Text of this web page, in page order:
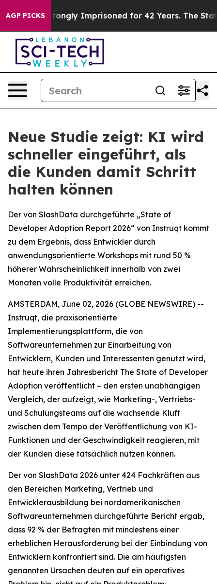
AGP PICKS
Wrongly Imprisoned for 42 Years. The State
Neue Studie zeigt: KI wird
schneller eingeführt, als
die Kunden damit Schritt
halten können
Der von SlashData durchgeführte „State of
Developer Adoption Report 2026“ von Instruqt kommt
zu dem Ergebnis, dass Entwickler durch
anwendungsorientierte Workshops mit rund 50 %
höherer Wahrscheinlichkeit innerhalb von zwei
Monaten volle Produktivität erreichen.
AMSTERDAM, June 02, 2026 (GLOBE NEWSWIRE) --
Instruqt, die praxisorientierte
Implementierungsplattform, die von
Softwareunternehmen zur Einarbeitung von
Entwicklern, Kunden und Interessenten genutzt wird,
hat heute ihren Jahresbericht The State of Developer
Adoption veröffentlicht – den ersten unabhängigen
Vergleich, der aufzeigt, wie Marketing-, Vertriebs-
und Schulungsteams auf die wachsende Kluft
zwischen dem Tempo der Veröffentlichung von KI-
Funktionen und der Geschwindigkeit reagieren, mit
der Kunden diese tatsächlich nutzen können.
Der von SlashData 2026 unter 424 Fachkräften aus
den Bereichen Marketing, Vertrieb und
Entwicklerausbildung bei nordamerikanischen
Softwareunternehmen durchgeführte Bericht ergab,
dass 92 % der Befragten mit mindestens einer
erheblichen Herausforderung bei der Einbindung von
Entwicklern konfrontiert sind. Die am häufigsten
genannten Ursachen deuten auf ein operatives